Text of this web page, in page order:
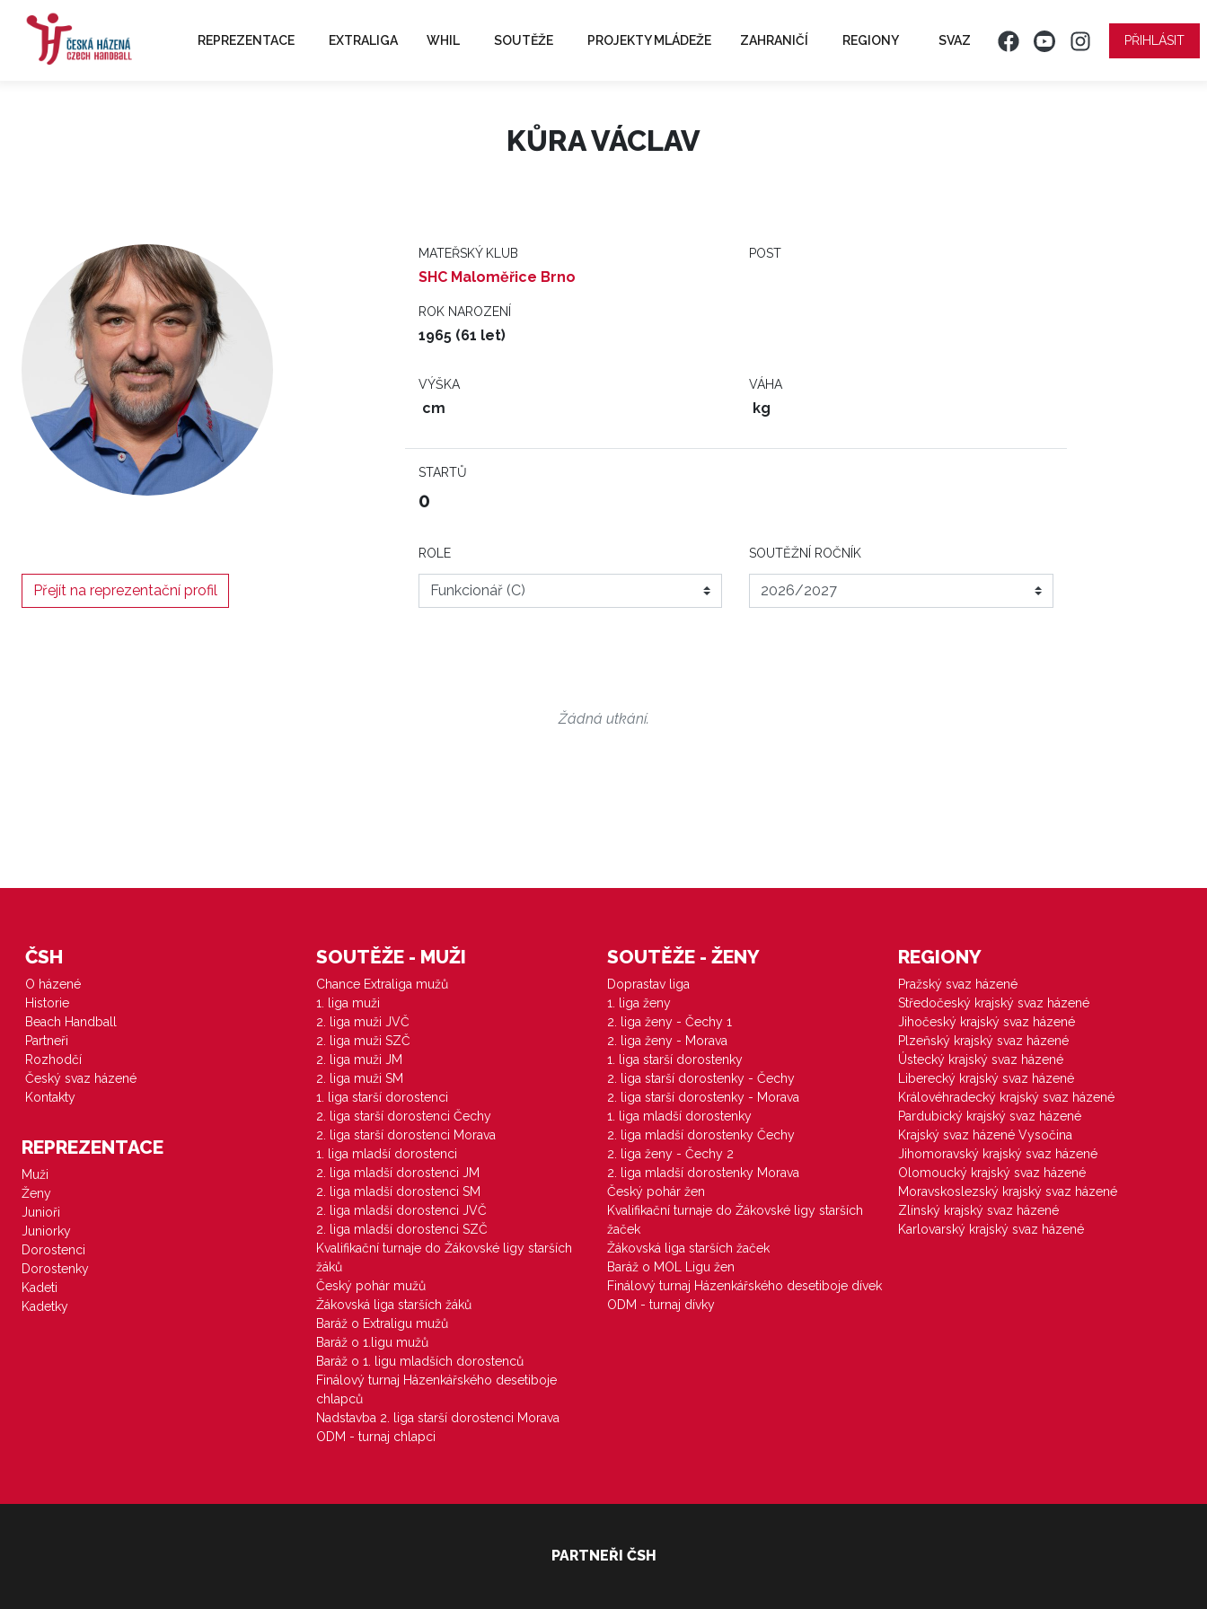
REPREZENTACE EXTRALIGA WHIL SOUTĚŽE PROJEKTY MLÁDEŽE ZAHRANIČÍ REGIONY SVAZ PŘIHLÁSIT
KŮRA VÁCLAV
MATEŘSKÝ KLUB
SHC Maloměřice Brno
POST
ROK NAROZENÍ
1965 (61 let)
VÝŠKA
cm
VÁHA
kg
STARTŮ
0
Přejít na reprezentační profil
ROLE SOUTĚŽNÍ ROČNÍK
Žádná utkání.
ČSH
O házené
Historie
Beach Handball
Partneři
Rozhodčí
Český svaz házené
Kontakty
REPREZENTACE
Muži
Ženy
Junioři
Juniorky
Dorostenci
Dorostenky
Kadeti
Kadetky
SOUTĚŽE - MUŽI
Chance Extraliga mužů
1. liga muži
2. liga muži JVČ
2. liga muži SZČ
2. liga muži JM
2. liga muži SM
1. liga starší dorostenci
2. liga starší dorostenci Čechy
2. liga starší dorostenci Morava
1. liga mladší dorostenci
2. liga mladší dorostenci JM
2. liga mladší dorostenci SM
2. liga mladší dorostenci JVČ
2. liga mladší dorostenci SZČ
Kvalifikační turnaje do Žákovské ligy starších
žáků
Český pohár mužů
Žákovská liga starších žáků
Baráž o Extraligu mužů
Baráž o 1.ligu mužů
Baráž o 1. ligu mladších dorostenců
Finálový turnaj Házenkářského desetiboje
chlapců
Nadstavba 2. liga starší dorostenci Morava
ODM - turnaj chlapci
SOUTĚŽE - ŽENY
Doprastav liga
1. liga ženy
2. liga ženy - Čechy 1
2. liga ženy - Morava
1. liga starší dorostenky
2. liga starší dorostenky - Čechy
2. liga starší dorostenky - Morava
1. liga mladší dorostenky
2. liga mladší dorostenky Čechy
2. liga ženy - Čechy 2
2. liga mladší dorostenky Morava
Český pohár žen
Kvalifikační turnaje do Žákovské ligy starších
žaček
Žákovská liga starších žaček
Baráž o MOL Ligu žen
Finálový turnaj Házenkářského desetiboje dívek
ODM - turnaj dívky
REGIONY
Pražský svaz házené
Středočeský krajský svaz házené
Jihočeský krajský svaz házené
Plzeňský krajský svaz házené
Ústecký krajský svaz házené
Liberecký krajský svaz házené
Královéhradecký krajský svaz házené
Pardubický krajský svaz házené
Krajský svaz házené Vysočina
Jihomoravský krajský svaz házené
Olomoucký krajský svaz házené
Moravskoslezský krajský svaz házené
Zlínský krajský svaz házené
Karlovarský krajský svaz házené
PARTNEŘI ČSH